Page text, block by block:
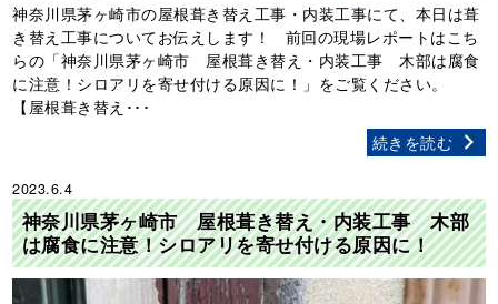
神奈川県茅ヶ崎市の屋根葺き替え工事・内装工事にて、本日は葺
き替え工事についてお伝えします！ 前回の現場レポートはこち
らの「神奈川県茅ヶ崎市 屋根葺き替え・内装工事 木部は腐食
に注意！シロアリを寄せ付ける原因に！」をご覧ください。
【屋根葺き替え･･･
続きを読む
2023.6.4
神奈川県茅ヶ崎市 屋根葺き替え・内装工事 木部
は腐食に注意！シロアリを寄せ付ける原因に！